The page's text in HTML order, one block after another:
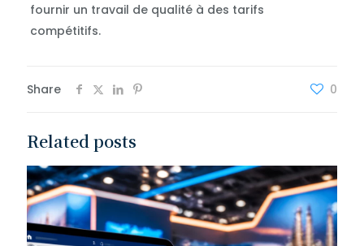
fournir un travail de qualité à des tarifs
compétitifs.
Share 0
Related posts